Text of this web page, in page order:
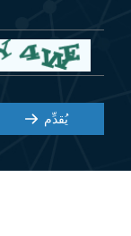
يُقدِّم